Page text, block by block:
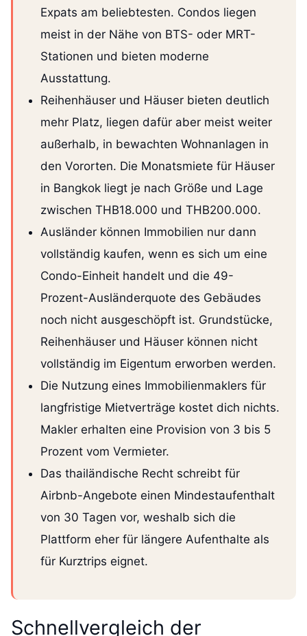
Expats am beliebtesten. Condos liegen
meist in der Nähe von BTS- oder MRT-
Stationen und bieten moderne
Ausstattung.
Reihenhäuser und Häuser bieten deutlich
mehr Platz, liegen dafür aber meist weiter
außerhalb, in bewachten Wohnanlagen in
den Vororten. Die Monatsmiete für Häuser
in Bangkok liegt je nach Größe und Lage
zwischen THB18.000 und THB200.000.
Ausländer können Immobilien nur dann
vollständig kaufen, wenn es sich um eine
Condo-Einheit handelt und die 49-
Prozent-Ausländerquote des Gebäudes
noch nicht ausgeschöpft ist. Grundstücke,
Reihenhäuser und Häuser können nicht
vollständig im Eigentum erworben werden.
Die Nutzung eines Immobilienmaklers für
langfristige Mietverträge kostet dich nichts.
Makler erhalten eine Provision von 3 bis 5
Prozent vom Vermieter.
Das thailändische Recht schreibt für
Airbnb-Angebote einen Mindestaufenthalt
von 30 Tagen vor, weshalb sich die
Plattform eher für längere Aufenthalte als
für Kurztrips eignet.
Schnellvergleich der